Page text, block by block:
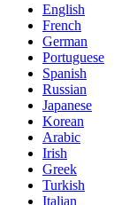
English
French
German
Portuguese
Spanish
Russian
Japanese
Korean
Arabic
Irish
Greek
Turkish
Italian